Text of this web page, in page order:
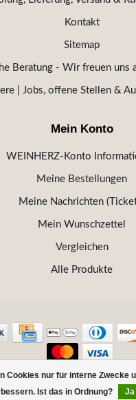
Cookies nur für interne Zwecke
Ist das in Ordnung?
Ja
Kontakt
Sitemap
Beratung - Wir freuen uns
| Jobs, offene Stellen &
Mein Konto
WEINHERZ-Konto
Meine Bestellungen
Meine Nachrichten
Mein Wunschzettel
Vergleichen
Alle Produkte
2026 WEINHERZ Kitzbühel -